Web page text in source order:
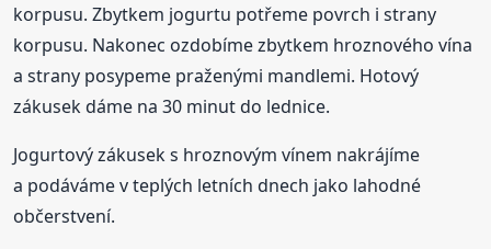
korpusu. Zbytkem jogurtu potřeme povrch i strany
korpusu. Nakonec ozdobíme zbytkem hroznového vína
a strany posypeme praženými mandlemi. Hotový
zákusek dáme na 30 minut do lednice.
Jogurtový zákusek s hroznovým vínem nakrájíme
a podáváme v teplých letních dnech jako lahodné
občerstvení.